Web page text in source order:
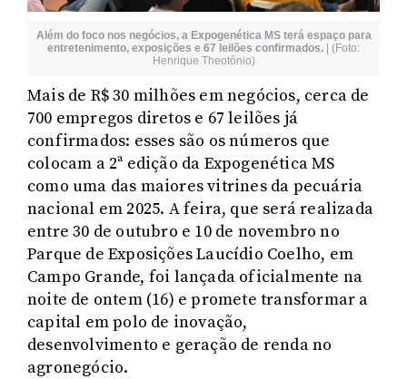
Além do foco nos negócios, a Expogenética MS terá espaço para
entretenimento, exposições e 67 leilões confirmados. | (Foto:
Henrique Theotônio)
Mais de R$ 30 milhões em negócios, cerca de
700 empregos diretos e 67 leilões já
confirmados: esses são os números que
colocam a 2ª edição da Expogenética MS
como uma das maiores vitrines da pecuária
nacional em 2025. A feira, que será realizada
entre 30 de outubro e 10 de novembro no
Parque de Exposições Laucídio Coelho, em
Campo Grande, foi lançada oficialmente na
noite de ontem (16) e promete transformar a
capital em polo de inovação,
desenvolvimento e geração de renda no
agronegócio.